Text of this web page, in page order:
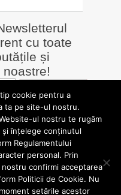
cu toate
și
Alte siteuri
»Nemira Media
»
Valentin Nicolau
Toate drepturile rezervate.
cookie pentru a
ta pe site-ul nostru.
ul nostru te rugăm
și înțelege conținutul
Regulamentului
personal. Prin
confirmi acceptarea
Politicii de Cookie. Nu
setările acestor